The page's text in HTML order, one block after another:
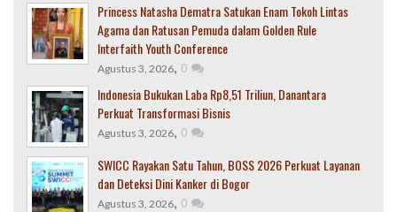
Princess Natasha Dematra Satukan Enam Tokoh Lintas
Agama dan Ratusan Pemuda dalam Golden Rule
Interfaith Youth Conference
Agustus 3, 2026, 0
Indonesia Bukukan Laba Rp8,51 Triliun, Danantara
Perkuat Transformasi Bisnis
Agustus 3, 2026, 0
SWICC Rayakan Satu Tahun, BOSS 2026 Perkuat Layanan
dan Deteksi Dini Kanker di Bogor
Agustus 3, 2026, 0